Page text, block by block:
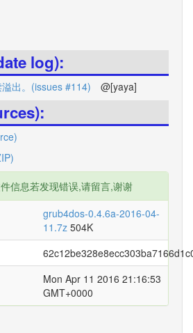
log):
出。(issues #114) @[yaya]
信息若发现错误,请留言,谢谢
grub4dos-0.4.6a-2016-04-
11.7z 504K
Mon Apr 11 2016 21:16:53
GMT+0000